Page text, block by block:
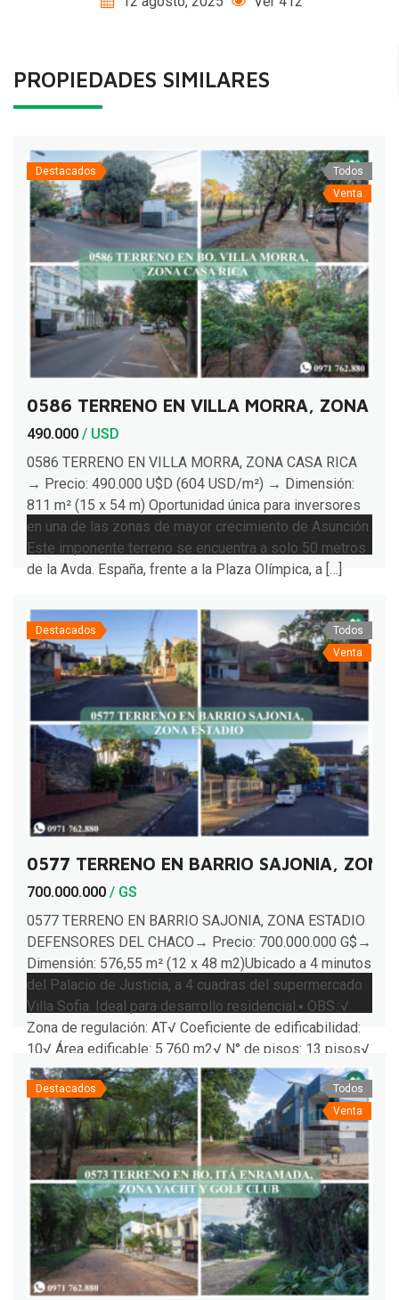
PROPIEDADES SIMILARES
Destacados
Todos
Venta
0586 TERRENO EN VILLA MORRA, ZONA
490.000 / USD
0586 TERRENO EN VILLA MORRA, ZONA CASA RICA
→ Precio: 490.000 U$D (604 USD/m²) → Dimensión:
811 m² (15 x 54 m) Oportunidad única para inversores
en una de las zonas de mayor crecimiento de Asunción.
Este imponente terreno se encuentra a solo 50 metros
de la Avda. España, frente a la Plaza Olímpica, a […]
Destacados
Todos
Venta
0577 TERRENO EN BARRIO SAJONIA, ZONA
700.000.000 / GS
0577 TERRENO EN BARRIO SAJONIA, ZONA ESTADIO
DEFENSORES DEL CHACO→ Precio: 700.000.000 G$→
Dimensión: 576,55 m² (12 x 48 m2)Ubicado a 4 minutos
del Palacio de Justicia, a 4 cuadras del supermercado
Villa Sofia. Ideal para desarrollo residencial.▪︎ OBS.:√
Zona de regulación: AT√ Coeficiente de edificabilidad:
10√ Área edificable: 5.760 m2√ N° de pisos: 13 pisos√
[…]
Destacados
Todos
Venta